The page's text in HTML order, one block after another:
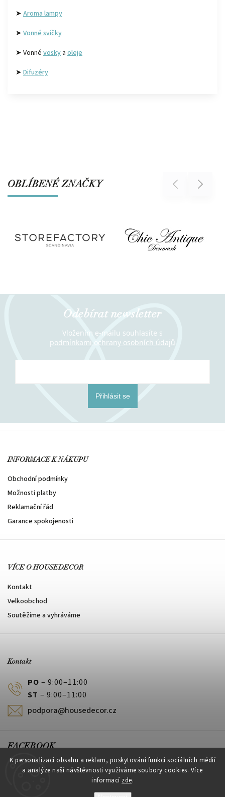
K personalizaci obsahu a reklam, poskytování funkcí sociálních médií
a analýze naší návštěvnosti využíváme soubory cookies. Více
informací zde.
➤ Aroma lampy
➤ Vonné svíčky
➤ Vonné vosky a oleje
➤ Difuzéry
OBLÍBENÉ ZNAČKY Previous Next
Odebírat newsletter
Vložením e-mailu souhlasíte s
podmínkami ochrany osobních údajů
Přihlásit se
INFORMACE K NÁKUPU
Obchodní podmínky
Možnosti platby
Reklamační řád
Garance spokojenosti
VÍCE O HOUSEDECOR
Kontakt
Velkoobchod
Soutěžíme a vyhráváme
Kontakt
PO – 9:00–11:00
ST – 9:00–11:00
podpora@housedecor.cz
FACEBOOK